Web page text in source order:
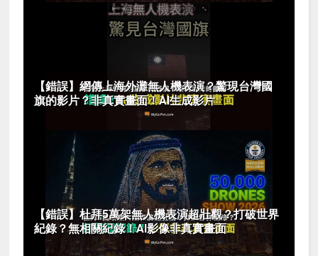
【錯誤】網傳上海外灘無人機表演？驚現台灣國
旗的影片？非真實畫面！AI生成影片
【錯誤】杜拜5萬架無人機表演超壯觀？打破世界
紀錄？無相關紀錄！AI影像非真實畫面